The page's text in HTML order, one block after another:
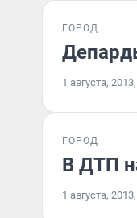
ГОРОД
1 августа,
ГОРОД
В ДТП
1 августа,